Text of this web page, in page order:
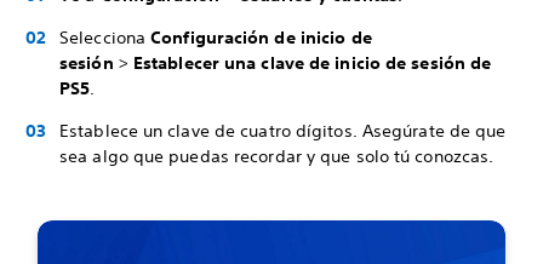
Selecciona Configuración de inicio de
sesión > Establecer una clave de inicio de sesión de
PS5.
Establece un clave de cuatro dígitos. Asegúrate de que
sea algo que puedas recordar y que solo tú conozcas.